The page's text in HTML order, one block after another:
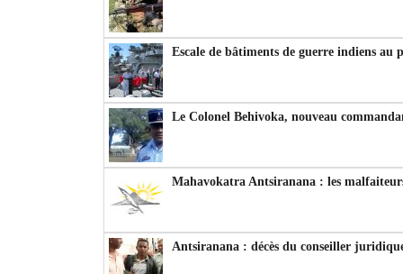
Escale de bâtiments de guerre indiens au
Le Colonel Behivoka, nouveau
Mahavokatra Antsiranana : les
Antsiranana : décès du conseiller